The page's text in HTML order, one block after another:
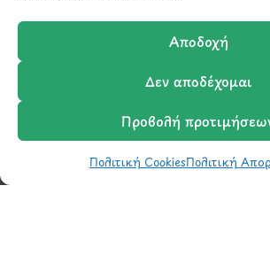
Αποδοχή
Δεν αποδέχομαι
Προβολή
Πολιτική CookiesΠολιτική
Λ.Περικλέους 56,
info@ypografi.com
ΚαλάθιΣύγκριση
Ο Λογαριασμός μου